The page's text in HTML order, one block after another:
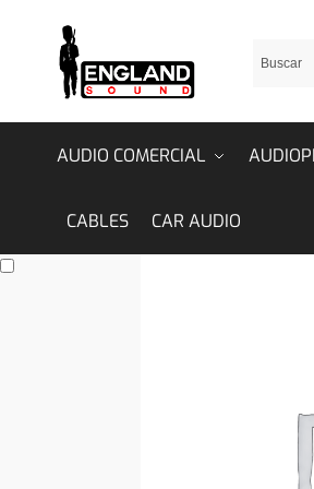
AUDIO COMERCIAL
CABLES CAR AUDIO